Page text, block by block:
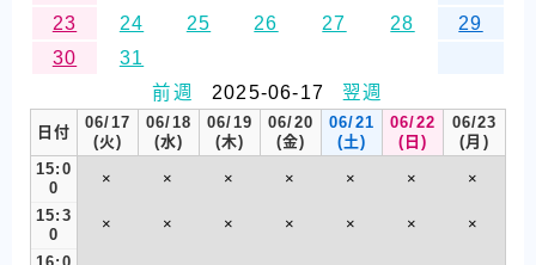
23
24 25 26 27 28
29
30
31
前週
2025-06-17 翌週
日付
06/17
(火)
06/18
(水)
06/19
(木)
06/20
(金)
06/21
(土)
06/22
(日)
06/23
(月)
15:0
0
× × × × × × ×
15:3
0
× × × × × × ×